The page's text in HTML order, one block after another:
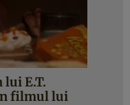
lui E.T.
filmul lui